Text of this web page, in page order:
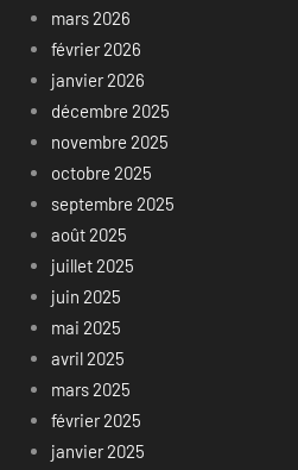
mars 2026
février 2026
janvier 2026
décembre 2025
novembre 2025
octobre 2025
septembre 2025
août 2025
juillet 2025
juin 2025
mai 2025
avril 2025
mars 2025
février 2025
janvier 2025